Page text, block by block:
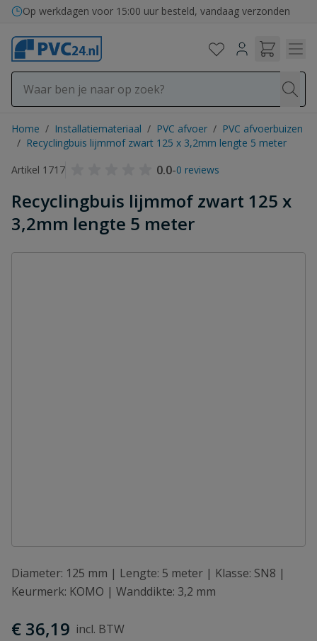
Ga naar de inhoud
Op werkdagen voor 15:00 uur besteld, vandaag verzonden
Home / Installatiemateriaal / PVC afvoer / PVC afvoerbuizen
/ Recyclingbuis lijmmof zwart 125 x 3,2mm lengte 5 meter
Artikel 1717
0.0-0 reviews
Recyclingbuis lijmmof zwart 125 x
3,2mm lengte 5 meter
Diameter: 125 mm | Lengte: 5 meter | Klasse: SN8 |
Keurmerk: KOMO | Wanddikte: 3,2 mm
€ 36,19